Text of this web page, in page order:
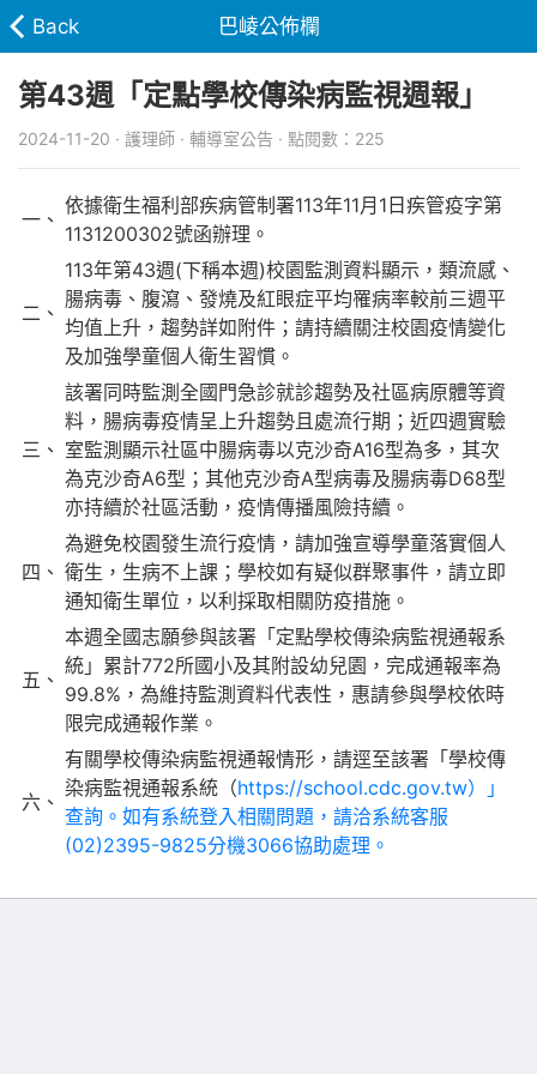
Back 巴崚公佈欄
第43週「定點學校傳染病監視週報」
2024-11-20 · 護理師 · 輔導室公告 · 點閱數：225
一、
依據衛生福利部疾病管制署113年11月1日疾管疫字第
1131200302號函辦理。
二、
113年第43週(下稱本週)校園監測資料顯示，類流感、
腸病毒、腹瀉、發燒及紅眼症平均罹病率較前三週平
均值上升，趨勢詳如附件；請持續關注校園疫情變化
及加強學童個人衛生習慣。
三、
該署同時監測全國門急診就診趨勢及社區病原體等資
料，腸病毒疫情呈上升趨勢且處流行期；近四週實驗
室監測顯示社區中腸病毒以克沙奇A16型為多，其次
為克沙奇A6型；其他克沙奇A型病毒及腸病毒D68型
亦持續於社區活動，疫情傳播風險持續。
四、
為避免校園發生流行疫情，請加強宣導學童落實個人
衛生，生病不上課；學校如有疑似群聚事件，請立即
通知衛生單位，以利採取相關防疫措施。
五、
本週全國志願參與該署「定點學校傳染病監視通報系
統」累計772所國小及其附設幼兒園，完成通報率為
99.8%，為維持監測資料代表性，惠請參與學校依時
限完成通報作業。
六、
有關學校傳染病監視通報情形，請逕至該署「學校傳
染病監視通報系統（https://school.cdc.gov.tw）」
查詢。如有系統登入相關問題，請洽系統客服
(02)2395-9825分機3066協助處理。